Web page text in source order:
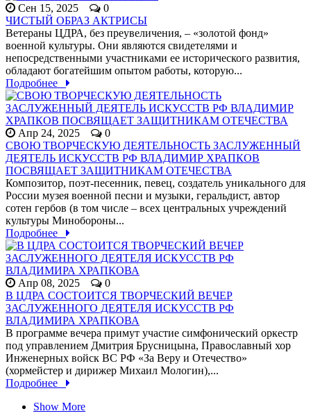
Сен 15, 2025
0
ЧИСТЫЙ ОБРАЗ АКТРИСЫ
Ветераны ЦДРА, без преувеличения, – «золотой фонд»
военной культуры. Они являются свидетелями и
непосредственными участниками ее исторического развития,
обладают богатейшим опытом работы, которую...
Подробнее
Апр 24, 2025
0
СВОЮ ТВОРЧЕСКУЮ ДЕЯТЕЛЬНОСТЬ ЗАСЛУЖЕННЫЙ
ДЕЯТЕЛЬ ИСКУССТВ РФ ВЛАДИМИР ХРАПКОВ
ПОСВЯЩАЕТ ЗАЩИТНИКАМ ОТЕЧЕСТВА
Композитор, поэт-песенник, певец, создатель уникального для
России музея военной песни и музыки, геральдист, автор
сотен гербов (в том числе – всех центральных учреждений
культуры Минобороны...
Подробнее
Апр 08, 2025
0
В ЦДРА СОСТОИТСЯ ТВОРЧЕСКИЙ ВЕЧЕР
ЗАСЛУЖЕННОГО ДЕЯТЕЛЯ ИСКУССТВ РФ
ВЛАДИМИРА ХРАПКОВА
В программе вечера примут участие симфонический оркестр
под управлением Дмитрия Брусницына, Православный хор
Инженерных войск ВС РФ «За Веру и Отечество»
(хормейстер и дирижер Михаил Мологин),...
Подробнее
Show More